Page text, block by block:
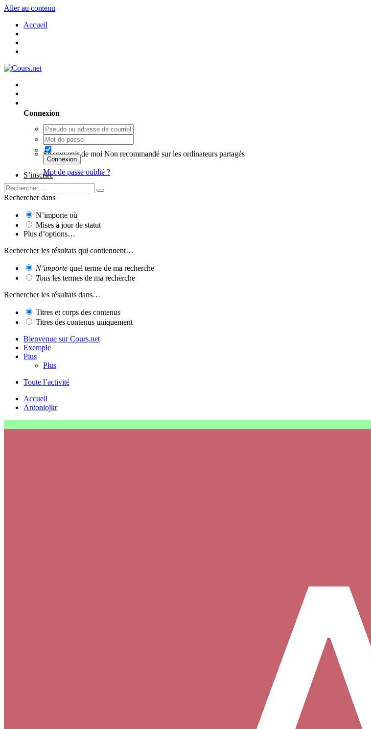
Aller au contenu
Accueil
Connexion
Se souvenir de moi Non recommandé sur les ordinateurs partagés
Connexion
Mot de passe oublié ?
S’inscrire
Rechercher dans
N’importe où
Mises à jour de statut
Plus d’options…
Rechercher les résultats qui contiennent…
N’importe quel terme de ma recherche
Tous les termes de ma recherche
Rechercher les résultats dans…
Titres et corps des contenus
Titres des contenus uniquement
Bienvenue sur Cours.net
Exemple
Plus
Plus
Toute l’activité
Accueil
Antoniojkr